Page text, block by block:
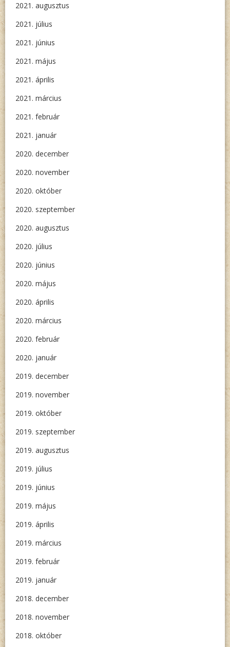
2021. augusztus
2021. július
2021. június
2021. május
2021. április
2021. március
2021. február
2021. január
2020. december
2020. november
2020. október
2020. szeptember
2020. augusztus
2020. július
2020. június
2020. május
2020. április
2020. március
2020. február
2020. január
2019. december
2019. november
2019. október
2019. szeptember
2019. augusztus
2019. július
2019. június
2019. május
2019. április
2019. március
2019. február
2019. január
2018. december
2018. november
2018. október